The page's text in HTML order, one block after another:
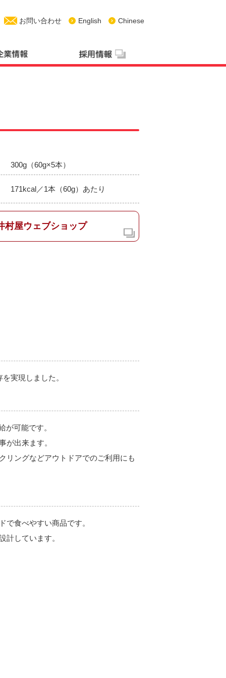
お問い合わせ English Chinese
300g（60g×5本）
171kcal／1本（60g）あたり
村屋ウェブショップ
実現しました。
が可能です。
が出来ます。
リングなどアウトドアでのご利用にも
で食べやすい商品です。
計しています。